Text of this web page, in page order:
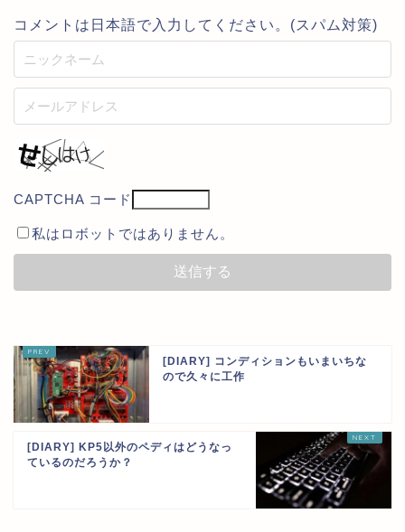
コメントは日本語で入力してください。(スパム対策)
CAPTCHA コード
私はロボットではありません。
[DIARY] コンディションもいまいちな
ので久々に工作
[DIARY] KP5以外のペディはどうなっ
ているのだろうか？